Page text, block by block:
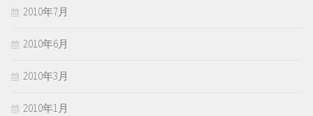
2010年7月
2010年6月
2010年3月
2010年1月